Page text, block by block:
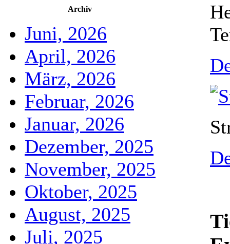
Archiv
Juni, 2026
April, 2026
März, 2026
Februar, 2026
Januar, 2026
Dezember, 2025
November, 2025
Oktober, 2025
August, 2025
Juli, 2025